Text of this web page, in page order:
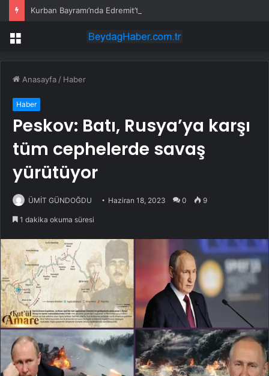
Kurban Bayramı’nda Edremit’te Yoğun Trafik
Menü
Anasayfa / Haber
Haber
Peskov: Batı, Rusya’ya karşı
tüm cephelerde savaş
yürütüyor
ÜMİT GÜNDOĞDU Haziran 18, 2023 0 9
1 dakika okuma süresi